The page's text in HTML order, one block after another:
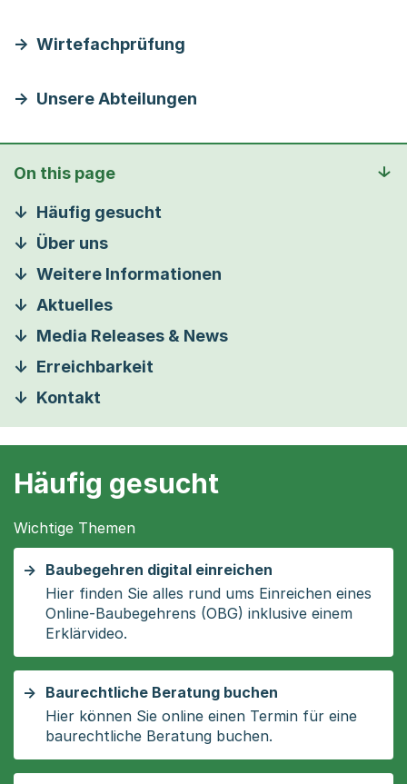
Wirtefachprüfung
Unsere Abteilungen
On this page
Häufig gesucht
Über uns
Weitere Informationen
Aktuelles
Media Releases & News
Erreichbarkeit
Kontakt
Häufig gesucht
Wichtige Themen
Baubegehren digital einreichen
Hier finden Sie alles rund ums Einreichen eines
Online-Baubegehrens (OBG) inklusive einem
Erklärvideo.
Baurechtliche Beratung buchen
Hier können Sie online einen Termin für eine
baurechtliche Beratung buchen.